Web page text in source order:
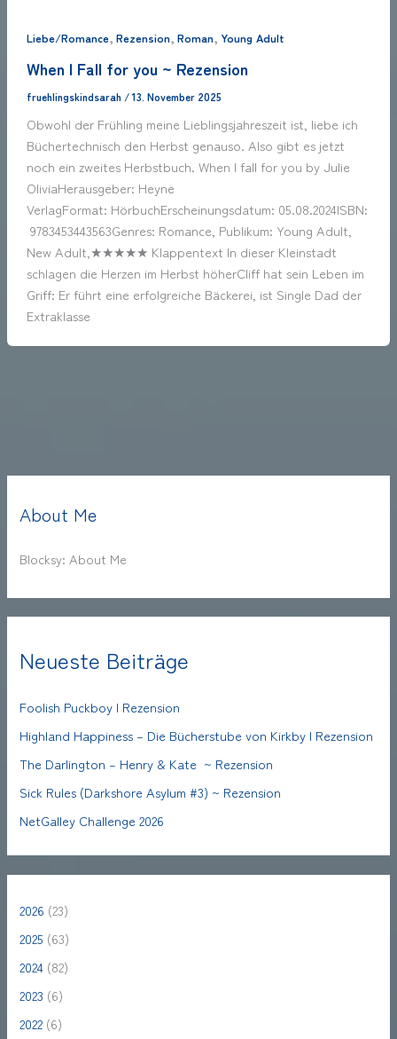
Liebe/Romance, Rezension, Roman, Young Adult
When I Fall for you ~ Rezension
fruehlingskindsarah /13. November 2025
Obwohl der Frühling meine Lieblingsjahreszeit ist, liebe ich
Büchertechnisch den Herbst genauso. Also gibt es jetzt
noch ein zweites Herbstbuch. When I fall for you by Julie
OliviaHerausgeber: Heyne
VerlagFormat: HörbuchErscheinungsdatum: 05.08.2024ISBN:
9783453443563Genres: Romance, Publikum: Young Adult,
New Adult,★★★★★ Klappentext In dieser Kleinstadt
schlagen die Herzen im Herbst höherCliff hat sein Leben im
Griff: Er führt eine erfolgreiche Bäckerei, ist Single Dad der
Extraklasse
About Me
Blocksy: About Me
Neueste Beiträge
Foolish Puckboy | Rezension
Highland Happiness – Die Bücherstube von Kirkby | Rezension
The Darlington – Henry & Kate ~ Rezension
Sick Rules (Darkshore Asylum #3) ~ Rezension
NetGalley Challenge 2026
2026 (23)
2025 (63)
2024 (82)
2023 (6)
2022 (6)